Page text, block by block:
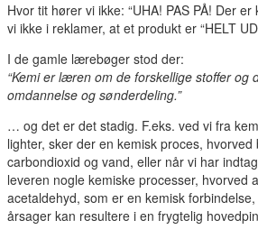
Hvor tit hører vi ikke: “UHA! PAS PÅ! Der
vi ikke i reklamer, at et produkt er “HELT
I de gamle lærebøger stod der:
“Kemi er læren om de forskellige stoffer og
omdannelse og sønderdeling.”
… og det er det stadig. F.eks. ved vi fra
lighter, sker der en kemisk proces,
carbondioxid og vand, eller når vi har
leveren nogle kemiske processer, hvorved
acetaldehyd, som er en kemisk
årsager kan resultere i en frygtelig